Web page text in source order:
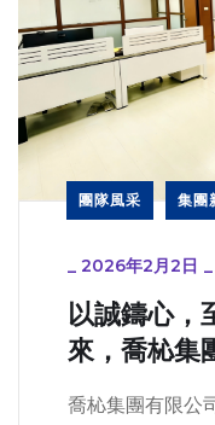
團隊風采 集團
2026年2月2日
以誠鑄心，
來，喬杺集
喬杺集團有限公